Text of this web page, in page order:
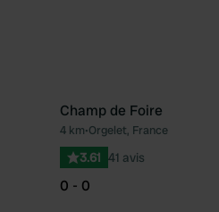
Préféré
Champ de Foire
4 km•Orgelet, France
3.61 41 avis
0 - 0